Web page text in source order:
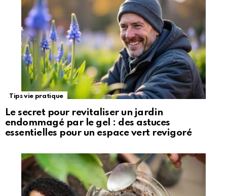
Tips vie pratique
Le secret pour revitaliser un jardin
endommagé par le gel : des astuces
essentielles pour un espace vert revigoré